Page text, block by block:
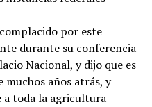
por este
durante su conferencia
Nacional, y dijo que es
muchos años atrás, y
toda la agricultura